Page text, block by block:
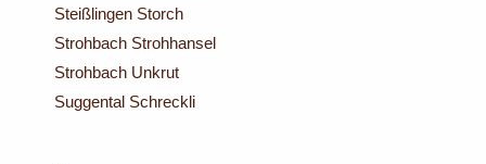
Steißlingen Storch
Strohbach Strohhansel
Strohbach Unkrut
Suggental Schreckli